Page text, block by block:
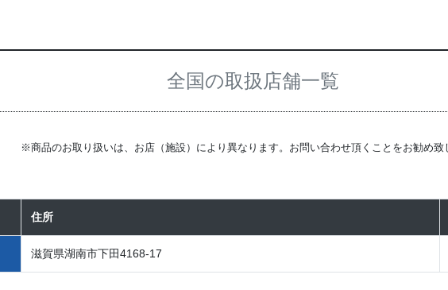
全国の取扱店舗一覧
※商品のお取り扱いは、お店（施設）により異なります。お問い合わせ頂くことをお勧め致
住所
滋賀県湖南市下田4168-17